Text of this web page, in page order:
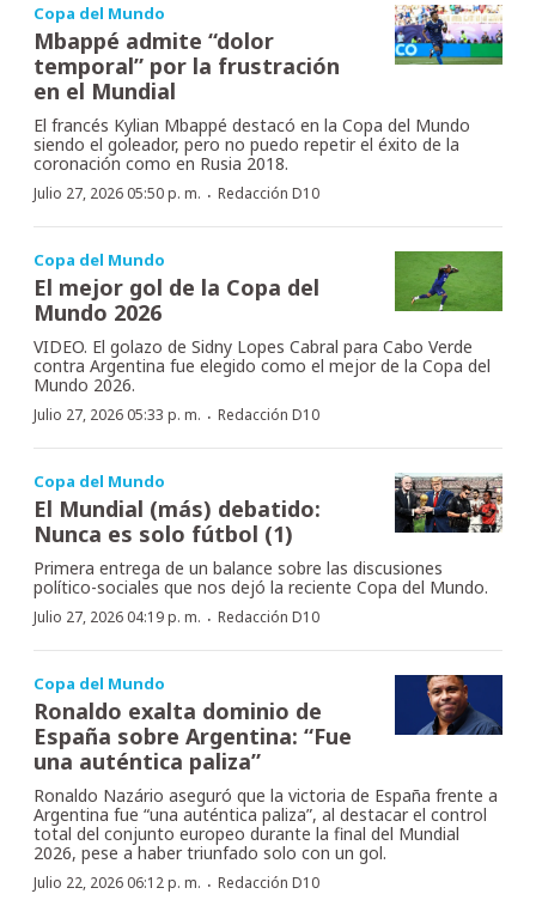
Copa del Mundo
Mbappé admite “dolor
temporal” por la frustración
en el Mundial
El francés Kylian Mbappé destacó en la Copa del Mundo
siendo el goleador, pero no puedo repetir el éxito de la
coronación como en Rusia 2018.
Julio 27, 2026 05:50 p. m. · Redacción D10
Copa del Mundo
El mejor gol de la Copa del
Mundo 2026
VIDEO. El golazo de Sidny Lopes Cabral para Cabo Verde
contra Argentina fue elegido como el mejor de la Copa del
Mundo 2026.
Julio 27, 2026 05:33 p. m. · Redacción D10
Copa del Mundo
El Mundial (más) debatido:
Nunca es solo fútbol (1)
Primera entrega de un balance sobre las discusiones
político-sociales que nos dejó la reciente Copa del Mundo.
Julio 27, 2026 04:19 p. m. · Redacción D10
Copa del Mundo
Ronaldo exalta dominio de
España sobre Argentina: “Fue
una auténtica paliza”
Ronaldo Nazário aseguró que la victoria de España frente a
Argentina fue “una auténtica paliza”, al destacar el control
total del conjunto europeo durante la final del Mundial
2026, pese a haber triunfado solo con un gol.
Julio 22, 2026 06:12 p. m. · Redacción D10